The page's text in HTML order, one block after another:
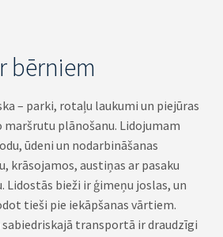
bērniem
– parki, rotaļu laukumi un piejūras
plānošanu. Lidojumam
ūdeni un nodarbināšanas
krāsojamos, austiņas ar pasaku
Lidostās bieži ir ģimeņu joslas, un
tieši pie iekāpšanas vārtiem.
transportā ir draudzīgi